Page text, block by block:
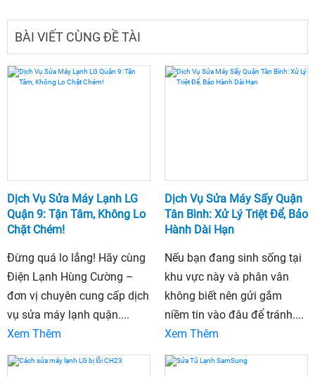
BÀI VIẾT CÙNG ĐỀ TÀI
Dịch Vụ Sửa Máy Lạnh LG
Quận 9: Tận Tâm, Không Lo
Chặt Chém!
Đừng quá lo lắng! Hãy cùng
Điện Lạnh Hùng Cường –
đơn vị chuyên cung cấp dịch
vụ sửa máy lạnh quận....
Xem Thêm
Dịch Vụ Sửa Máy Sấy Quận
Tân Bình: Xử Lý Triệt Để, Bảo
Hành Dài Hạn
Nếu bạn đang sinh sống tại
khu vực này và phân vân
không biết nên gửi gắm
niềm tin vào đâu để tránh....
Xem Thêm